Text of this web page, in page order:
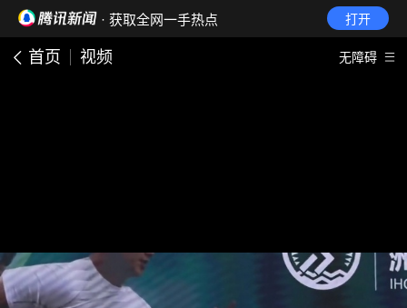
· 获取全网一手热点 打开
首页 视频 无障碍